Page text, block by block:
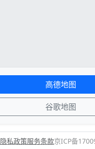
高德地图
谷歌地图
隐私政策服务条款京ICP备